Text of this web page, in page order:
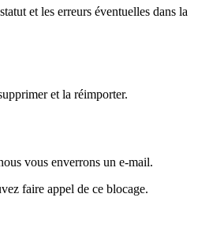
et les erreurs éventuelles dans la
et la réimporter.
vous enverrons un e-mail.
faire appel de ce blocage.